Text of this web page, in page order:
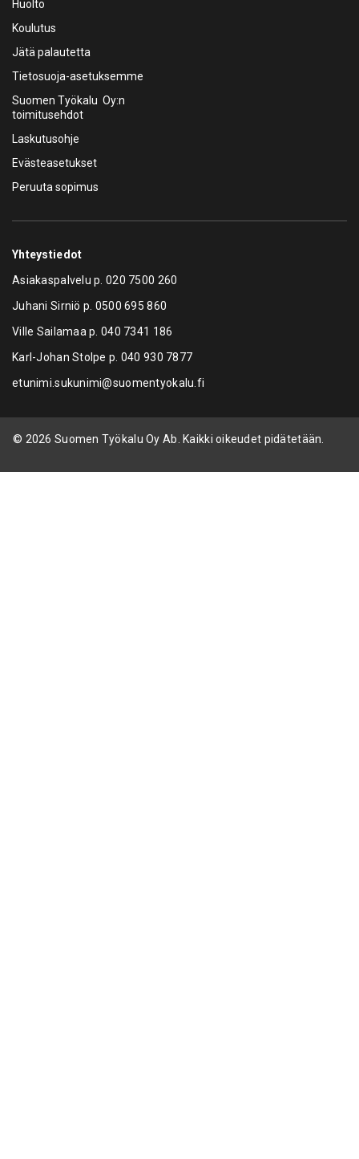
Huolto
Koulutus
Jätä palautetta
Tietosuoja-asetuksemme
Suomen Työkalu Oy:n
toimitusehdot
Laskutusohje
Evästeasetukset
Peruuta sopimus
Yhteystiedot
Asiakaspalvelu p.020 7500 260
Juhani Sirniö p. 0500 695 860
Ville Sailamaa p.040 7341 186
Karl-Johan Stolpe p. 040 930 7877
etunimi.sukunimi@suomentyokalu.fi
© 2026 Suomen Työkalu Oy Ab. Kaikki oikeudet pidätetään.